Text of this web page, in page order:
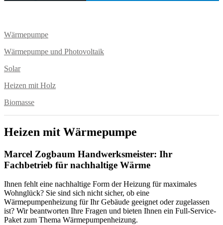
Wärmepumpe
Wärmepumpe und Photovoltaik
Solar
Heizen mit Holz
Biomasse
Heizen mit Wärmepumpe
Marcel Zogbaum Handwerksmeister: Ihr
Fachbetrieb für nachhaltige Wärme
Ihnen fehlt eine nachhaltige Form der Heizung für maximales
Wohnglück? Sie sind sich nicht sicher, ob eine
Wärmepumpenheizung für Ihr Gebäude geeignet oder zugelassen
ist? Wir beantworten Ihre Fragen und bieten Ihnen ein Full-Service-
Paket zum Thema Wärmepumpenheizung.